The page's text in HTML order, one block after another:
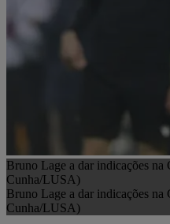
Bruno Lage a dar indicações
Cunha/LUSA)
Bruno Lage a dar indicações
Cunha/LUSA)